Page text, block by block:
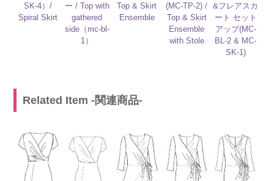
SK-4）/
Spiral Skirt
ー / Top with
gathered
side（mc-bl-
1）
Top & Skirt
Ensemble
(MC-TP-2) /
Top & Skirt
Ensemble
with Stole
&フレアスカ
ート セット
アップ(MC-
BL-2 & MC-
SK-1)
Related Item -関連商品-